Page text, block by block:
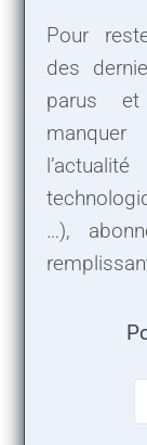
Pour
des
parus
…),